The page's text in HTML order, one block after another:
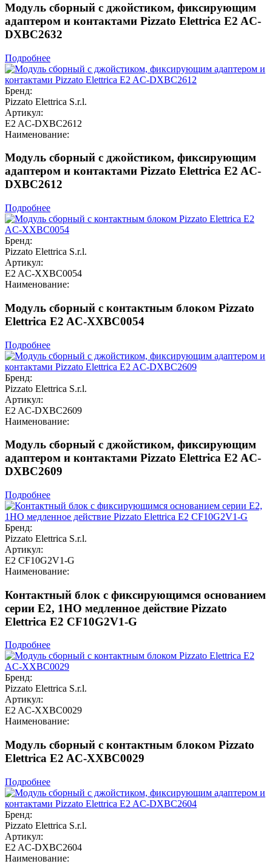
Модуль сборный с джойстиком, фиксирующим
адаптером и контактами Pizzato Elettrica E2 AC-
DXBC2632
Подробнее
Бренд:
Pizzato Elettrica S.r.l.
Артикул:
E2 AC-DXBC2612
Наименование:
Модуль сборный с джойстиком, фиксирующим
адаптером и контактами Pizzato Elettrica E2 AC-
DXBC2612
Подробнее
Бренд:
Pizzato Elettrica S.r.l.
Артикул:
E2 AC-XXBC0054
Наименование:
Модуль сборный с контактным блоком Pizzato
Elettrica E2 AC-XXBC0054
Подробнее
Бренд:
Pizzato Elettrica S.r.l.
Артикул:
E2 AC-DXBC2609
Наименование:
Модуль сборный с джойстиком, фиксирующим
адаптером и контактами Pizzato Elettrica E2 AC-
DXBC2609
Подробнее
Бренд:
Pizzato Elettrica S.r.l.
Артикул:
E2 CF10G2V1-G
Наименование:
Контактный блок с фиксирующимся основанием
серии E2, 1НО медленное действие Pizzato
Elettrica E2 CF10G2V1-G
Подробнее
Бренд:
Pizzato Elettrica S.r.l.
Артикул:
E2 AC-XXBC0029
Наименование:
Модуль сборный с контактным блоком Pizzato
Elettrica E2 AC-XXBC0029
Подробнее
Бренд:
Pizzato Elettrica S.r.l.
Артикул:
E2 AC-DXBC2604
Наименование: